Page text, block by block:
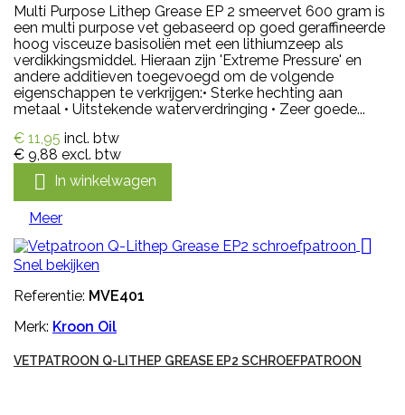
Multi Purpose Lithep Grease EP 2 smeervet 600 gram is
een multi purpose vet gebaseerd op goed geraffineerde
hoog visceuze basisoliën met een lithiumzeep als
verdikkingsmiddel. Hieraan zijn 'Extreme Pressure' en
andere additieven toegevoegd om de volgende
eigenschappen te verkrijgen:• Sterke hechting aan
metaal • Uitstekende waterverdringing • Zeer goede...
€ 11,95 incl. btw
€ 9,88 excl. btw
 In winkelwagen
Meer

Snel bekijken
Referentie: MVE401
Merk: Kroon Oil
VETPATROON Q-LITHEP GREASE EP2 SCHROEFPATROON